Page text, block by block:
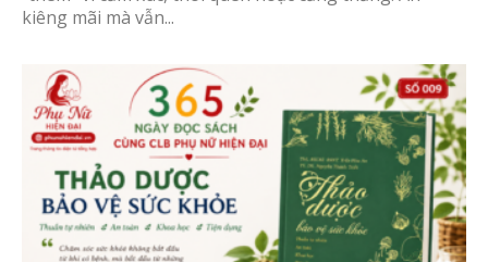
kiêng mãi mà vẫn...